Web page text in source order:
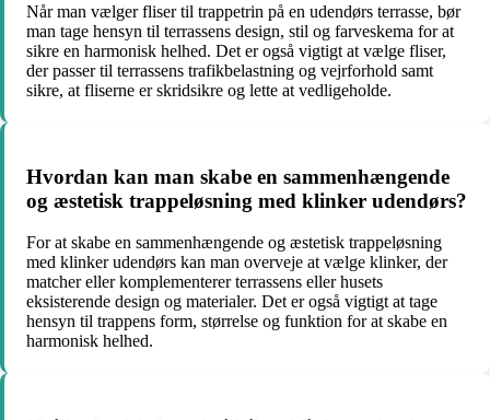
Når man vælger fliser til trappetrin på en udendørs terrasse, bør
man tage hensyn til terrassens design, stil og farveskema for at
sikre en harmonisk helhed. Det er også vigtigt at vælge fliser,
der passer til terrassens trafikbelastning og vejrforhold samt
sikre, at fliserne er skridsikre og lette at vedligeholde.
Hvordan kan man skabe en sammenhængende
og æstetisk trappeløsning med klinker udendørs?
For at skabe en sammenhængende og æstetisk trappeløsning
med klinker udendørs kan man overveje at vælge klinker, der
matcher eller komplementerer terrassens eller husets
eksisterende design og materialer. Det er også vigtigt at tage
hensyn til trappens form, størrelse og funktion for at skabe en
harmonisk helhed.